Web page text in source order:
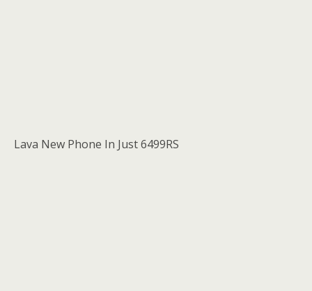
Lava New Phone In Just 6499RS